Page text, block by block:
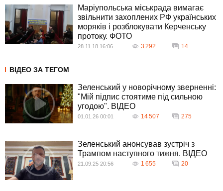
Маріупольська міськрада вимагає
звільнити захоплених РФ українських
моряків і розблокувати Керченську
протоку. ФОТО
28.11.18 16:06 3 292 14
ВІДЕО ЗА ТЕГОМ
Зеленський у новорічному зверненні:
"Мій підпис стоятиме під сильною
угодою". ВIДЕО
01.01.26 00:01 14 507 275
Зеленський анонсував зустріч з
Трампом наступного тижня. ВIДЕО
21.09.25 20:56 1 655 20